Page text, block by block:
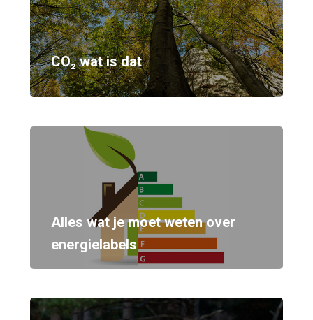
CO₂ wat is dat
Alles wat je moet weten over
energielabels